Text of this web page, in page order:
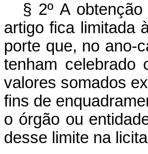
§ 2º A
artigo fica limitada
porte que, no ano-
tenham celebrado
valores somados
fins de
o órgão ou
desse limite na